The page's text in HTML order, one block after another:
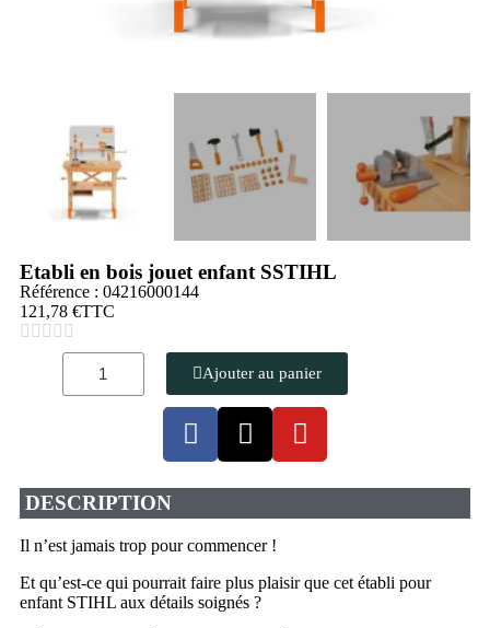
Etabli en bois jouet enfant SSTIHL
Référence : 04216000144
121,78 €TTC
    
Ajouter au panier
DESCRIPTION
Il n’est jamais trop pour commencer !
Et qu’est-ce qui pourrait faire plus plaisir que cet établi pour
enfant STIHL aux détails soignés ?